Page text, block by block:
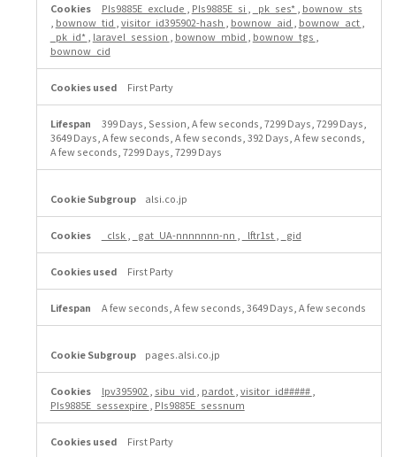
PIs9885E_exclude PIs9885E_si _pk_ses*
bownow_sts
bownow_tid visitor_id395902-hash bownow_aid bownow_act
_pk_id*
laravel_session bownow_mbid bownow_tgs
bownow_cid
First Party
399 Days, Session, A few seconds, 7299 Days, 7299 Days,
3649 Days, A few seconds, A few seconds, 392 Days, A few seconds,
A few seconds, 7299 Days, 7299 Days
alsi.co.jp
_clsk _gat_UA-nnnnnnn-nn _lftr1st _gid
First Party
A few seconds, A few seconds, 3649 Days, A few seconds
pages.alsi.co.jp
lpv395902 sibu_vid pardot visitor_id#####
PIs9885E_sessexpire
PIs9885E_sessnum
First Party